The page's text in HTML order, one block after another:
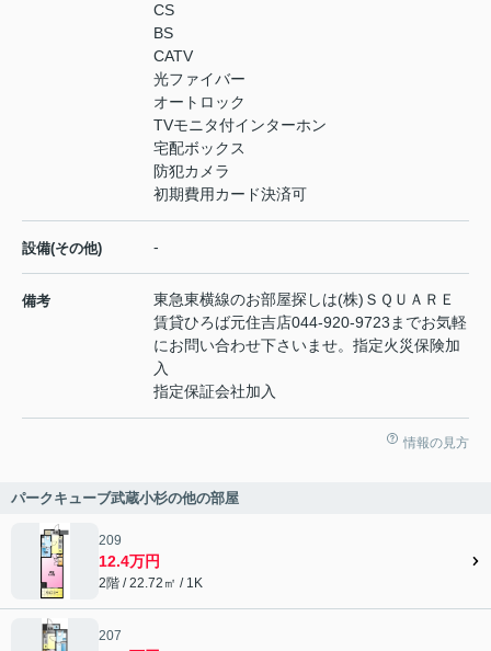
CS
BS
CATV
光ファイバー
オートロック
TVモニタ付インターホン
宅配ボックス
防犯カメラ
初期費用カード決済可
設備(その他) -
備考
東急東横線のお部屋探しは(株)ＳＱＵＡＲＥ
賃貸ひろば元住吉店044-920-9723までお気軽
にお問い合わせ下さいませ。指定火災保険加
入
指定保証会社加入
情報の見方
パークキューブ武蔵小杉の他の部屋
209
12.4万円
2階 / 22.72㎡ / 1K
207